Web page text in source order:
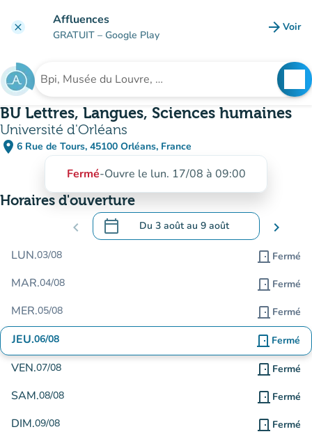
clear Affluences
GRATUIT – Google Play arrow_forward Voir
Rechercher un établissement
BU Lettres, Langues, Sciences humaines
Université d'Orléans
place 6 Rue de Tours, 45100 Orléans, France
(ouvrir dans Google Maps)
(nouvel onglet)
Fermé-Ouvre le lun. 17/08 à 09:00
Horaires d'ouverture
chevron_left calendar_today Du 3 aoûtau 9 août
.Ouvrir le calendrier pour changer de
chevron_right
LUN.03/08 door_front Fermé
MAR.04/08 door_front Fermé
MER.05/08 door_front Fermé
JEU.06/08 door_front Fermé
VEN.07/08 door_front Fermé
SAM.08/08 door_front Fermé
DIM.09/08 door_front Fermé